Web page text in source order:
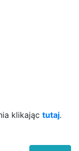
klikając tutaj.